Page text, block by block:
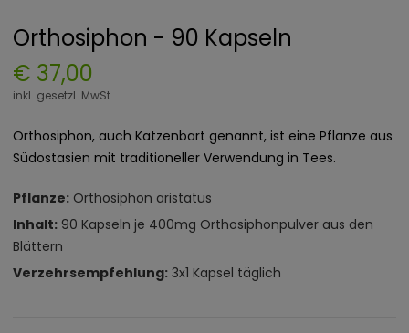
Orthosiphon - 90 Kapseln
€ 37,00
inkl. gesetzl. MwSt.
Orthosiphon, auch Katzenbart genannt, ist eine Pflanze aus
Südostasien mit traditioneller Verwendung in Tees.
Pflanze: Orthosiphon aristatus
Inhalt: 90 Kapseln je 400mg Orthosiphonpulver aus den
Blättern
Verzehrsempfehlung: 3x1 Kapsel täglich